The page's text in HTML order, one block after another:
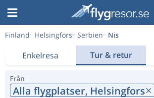
Finland Helsingfors Serbien Nis
Enkelresa Tur & retur
Från
Alla flygplatser, Helsingfors